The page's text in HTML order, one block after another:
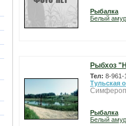
Рыбалка
Белый амур
Рыбхоз
Тел: 8-961-
Тульская
Рыбалка
Белый амур